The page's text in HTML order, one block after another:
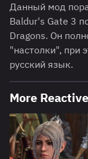
Данный мод
Baldur's Gate 3
Dragons. Он
"настолки", при
русский язык.
More